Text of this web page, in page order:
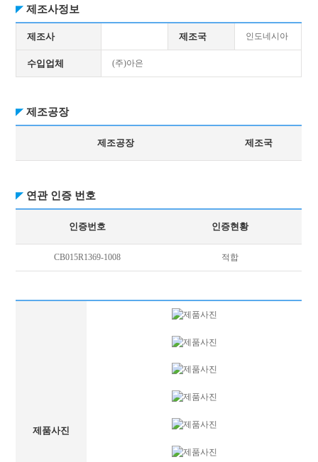
제조사정보
제조사 제조국 인도네시아
수입업체 (주)아은
제조공장
제조공장 제조국
연관 인증 번호
인증번호 인증현황
CB015R1369-1008 적합
제품사진